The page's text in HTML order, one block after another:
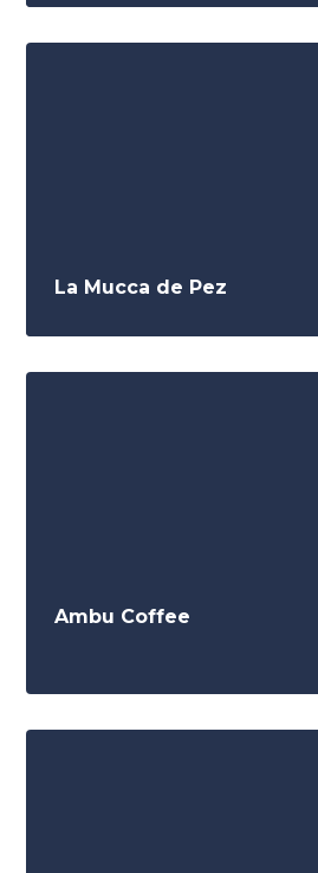
La Mucca de Pez
Ambu Coffee